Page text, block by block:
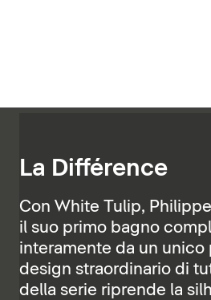
La Différence
Con White Tulip,
il suo primo bagno
interamente da un unico
design straordinario di
della serie riprende la